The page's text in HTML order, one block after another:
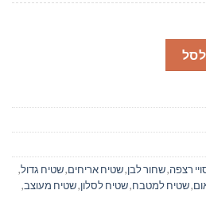
רצפה פיויסי - #313
רצפה,שחור לבן,שטיח אריחים,שטיח גדול,
,שטיח למטבח,שטיח לסלון,שטיח מעוצב,